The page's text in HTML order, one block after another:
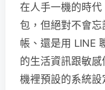
在人手一機的時
包，但絕對不會
帳、還是用 LINE
的生活資訊跟敏
機裡預設的系統